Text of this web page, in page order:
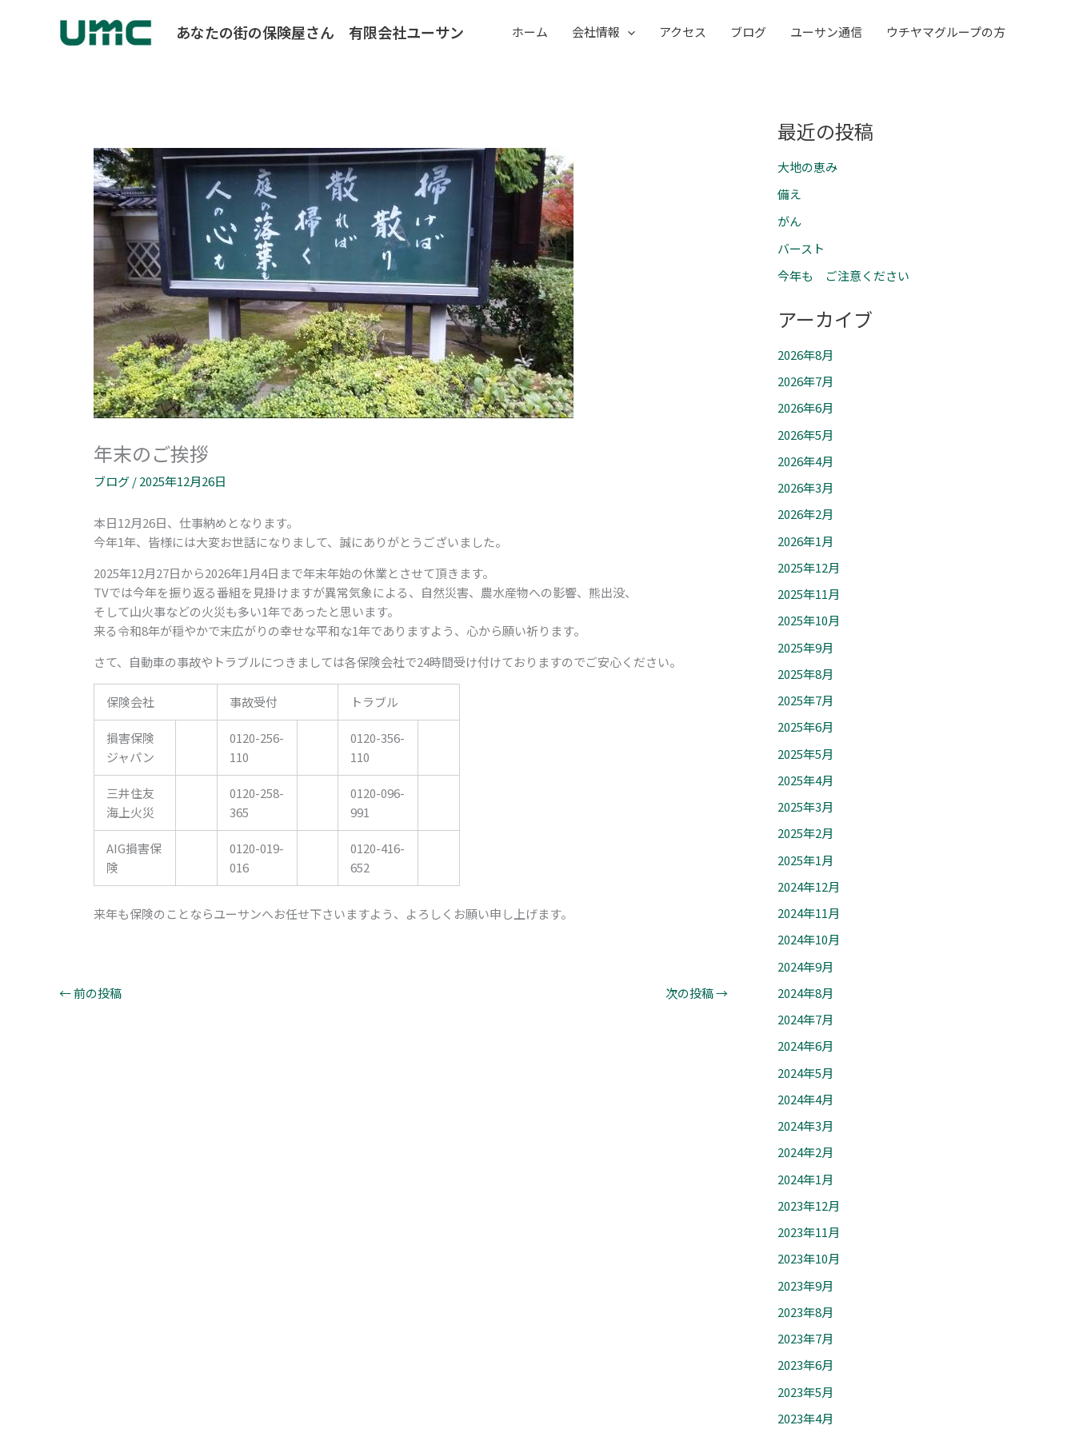
あなたの街の保険屋さん 有限会社ユーサン ホーム 会社情報 アクセス ブログ ユーサン通信 ウチヤマグループの方
年末のご挨拶
ブログ/2025年12月26日
本日12月26日、仕事納めとなります。
今年1年、皆様には大変お世話になりまして、誠にありがとうございました。
2025年12月27日から2026年1月4日まで年末年始の休業とさせて頂きます。
TVでは今年を振り返る番組を見掛けますが異常気象による、自然災害、農水産物への影響、熊出没、
そして山火事などの火災も多い1年であったと思います。
来る令和8年が穏やかで末広がりの幸せな平和な1年でありますよう、心から願い祈ります。
さて、自動車の事故やトラブルにつきましては各保険会社で24時間受け付けておりますのでご安心ください。
保険会社 事故受付 トラブル
損害保険
ジャパン
0120-256-
110
0120-356-
110
三井住友
海上火災
0120-258-
365
0120-096-
991
AIG損害保
険
0120-019-
016
0120-416-
652
来年も保険のことならユーサンへお任せ下さいますよう、よろしくお願い申し上げます。
←前の投稿 次の投稿→
最近の投稿
大地の恵み
備え
がん
バースト
今年も ご注意ください
アーカイブ
2026年8月
2026年7月
2026年6月
2026年5月
2026年4月
2026年3月
2026年2月
2026年1月
2025年12月
2025年11月
2025年10月
2025年9月
2025年8月
2025年7月
2025年6月
2025年5月
2025年4月
2025年3月
2025年2月
2025年1月
2024年12月
2024年11月
2024年10月
2024年9月
2024年8月
2024年7月
2024年6月
2024年5月
2024年4月
2024年3月
2024年2月
2024年1月
2023年12月
2023年11月
2023年10月
2023年9月
2023年8月
2023年7月
2023年6月
2023年5月
2023年4月